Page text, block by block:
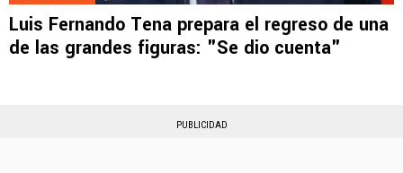
Luis Fernando Tena prepara el regreso de una
de las grandes figuras: "Se dio cuenta"
PUBLICIDAD